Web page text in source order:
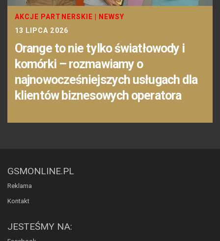
AKCJE PARTNERSKIE
NEWSY
13 LIPCA 2026
Orange to nie tylko światłowody i
komórki – rozmawiamy o
najnowocześniejszych usługach dla
klientów biznesowych operatora
GSMONLINE.PL
Reklama
Kontakt
JESTEŚMY NA: